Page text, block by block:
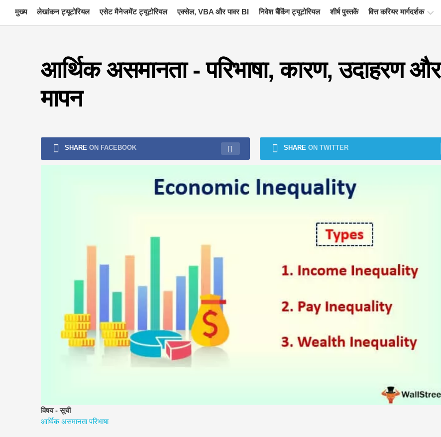
content
मुख्य लेखांकन ट्यूटोरियल एसेट मैनेजमेंट ट्यूटोरियल एक्सेल, VBA और पावर BI निवेश बैंकिंग ट्यूटोरियल शीर्ष पुस्तकें वित्त करियर मार्गदर्शक
संसाधन
प्रबंधन
आर्थिक असमानता - परिभाषा, कारण, उदाहरण और
मापन
SHARE ON FACEBOOK SHARE ON TWITTER
विषय - सूची
आर्थिक असमानता परिभाषा